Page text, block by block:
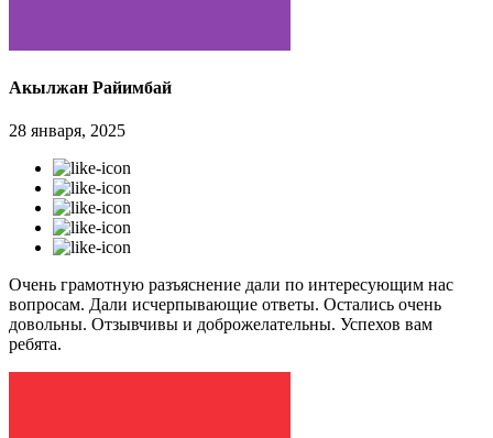
Акылжан Райимбай
28 января, 2025
Очень грамотную разъяснение дали по интересующим нас
вопросам. Дали исчерпывающие ответы. Остались очень
довольны. Отзывчивы и доброжелательны. Успехов вам
ребята.